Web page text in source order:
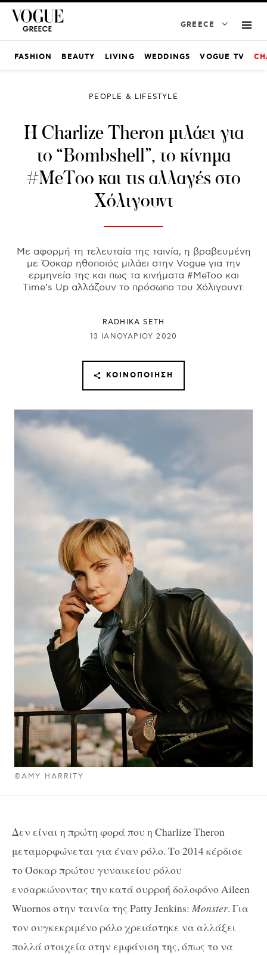
GREECE
FASHION BEAUTY LIVING WEDDINGS VOGUE TV
©AMY HARRITY
PEOPLE & LIFESTYLE
Η Charlize Theron μιλάει για
το “Bombshell”, το κίνημα
#MeToo και τις αλλαγές στο
Χόλιγουντ
Με αφορμή τη τελευταία της ταινία, η βραβευμένη
με Όσκαρ ηθοποιός μιλάει στην Vogue για την
ερμηνεία της και πως τα κινήματα #MeToo και
Time’s Up αλλάζουν το πρόσωπο του Χόλιγουντ.
RADHIKA SETH
13 ΙΑΝΟΥΑΡΊΟΥ 2020
ΚΟΙΝΟΠΟΊΗΣΗ
Δεν είναι η πρώτη φορά που η Charlize Theron
μεταμορφώνεται για έναν ρόλο. Το 2014 κέρδισε
το Όσκαρ πρώτου γυναικείου ρόλου
ενσαρκώνοντας την κατά συρροή δολοφόνο Aileen
Wuornos στην ταινία της Patty Jenkins: Monster. Για
τον συγκεκριμένο ρόλο χρειάστηκε να αλλάξει
πολλά στοιχεία στην εμφάνιση της, όπως το να